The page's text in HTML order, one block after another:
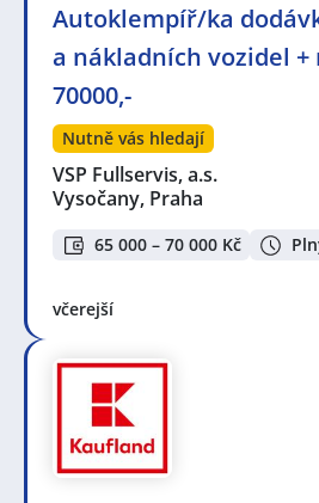
Autoklempíř/ka
a nákladních vozidel +
70000,-
Nutně vás hledají
VSP Fullservis, a.s.
Vysočany, Praha
65 000 – 70 000 Kč
včerejší